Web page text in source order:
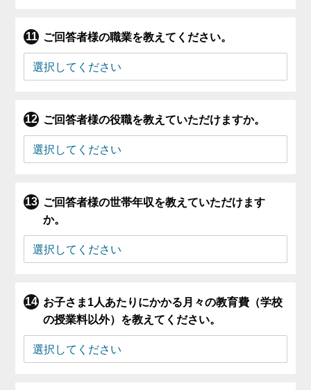
ご回答者様の職業を教えてください。
ご回答者様の役職を教えていただけますか。
ご回答者様の世帯年収を教えていただけます
か。
お子さま1人あたりにかかる月々の教育費（学校
の授業料以外）を教えてください。